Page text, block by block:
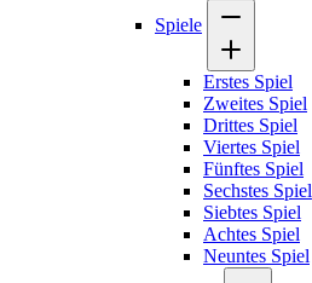
Spiele
Erstes Spiel
Zweites Spiel
Drittes Spiel
Viertes Spiel
Fünftes Spiel
Sechstes Spiel
Siebtes Spiel
Achtes Spiel
Neuntes Spiel